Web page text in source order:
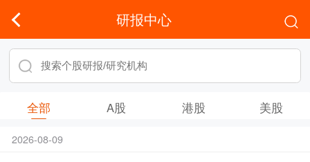
研报中心
全部 A股 港股 美股
2026-08-09